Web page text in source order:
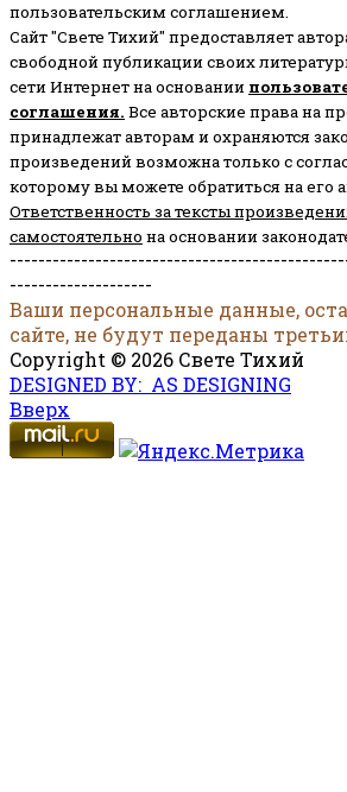
пользовательским соглашением.
Сайт "Свете Тихий" предоставляет
свободной публикации своих
сети Интернет на основании
соглашения. Все авторские права на
принадлежат авторам и охраняются
произведений возможна только с
которому вы можете обратиться на его
Ответственность за тексты
самостоятельно на основании
--------------------
Ваши персональные данные,
сайте, не будут переданы
Copyright © 2026 Свете Тихий
DESIGNED BY: AS DESIGNING
Вверх